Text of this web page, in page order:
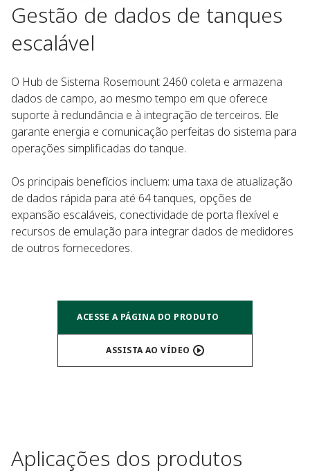
Gestão de dados de tanques
escalável​
O Hub de Sistema Rosemount 2460 coleta e armazena
dados de campo, ao mesmo tempo em que oferece
suporte à redundância e à integração de terceiros. Ele
garante energia e comunicação perfeitas do sistema para
operações simplificadas do tanque. ​
Os principais benefícios incluem: uma taxa de atualização
de dados rápida para até 64 tanques, opções de
expansão escaláveis, conectividade de porta flexível e
recursos de emulação para integrar dados de medidores
de outros fornecedores.​
ACESSE A PÁGINA DO PRODUTO
ASSISTA AO VÍDEO
Aplicações dos produtos